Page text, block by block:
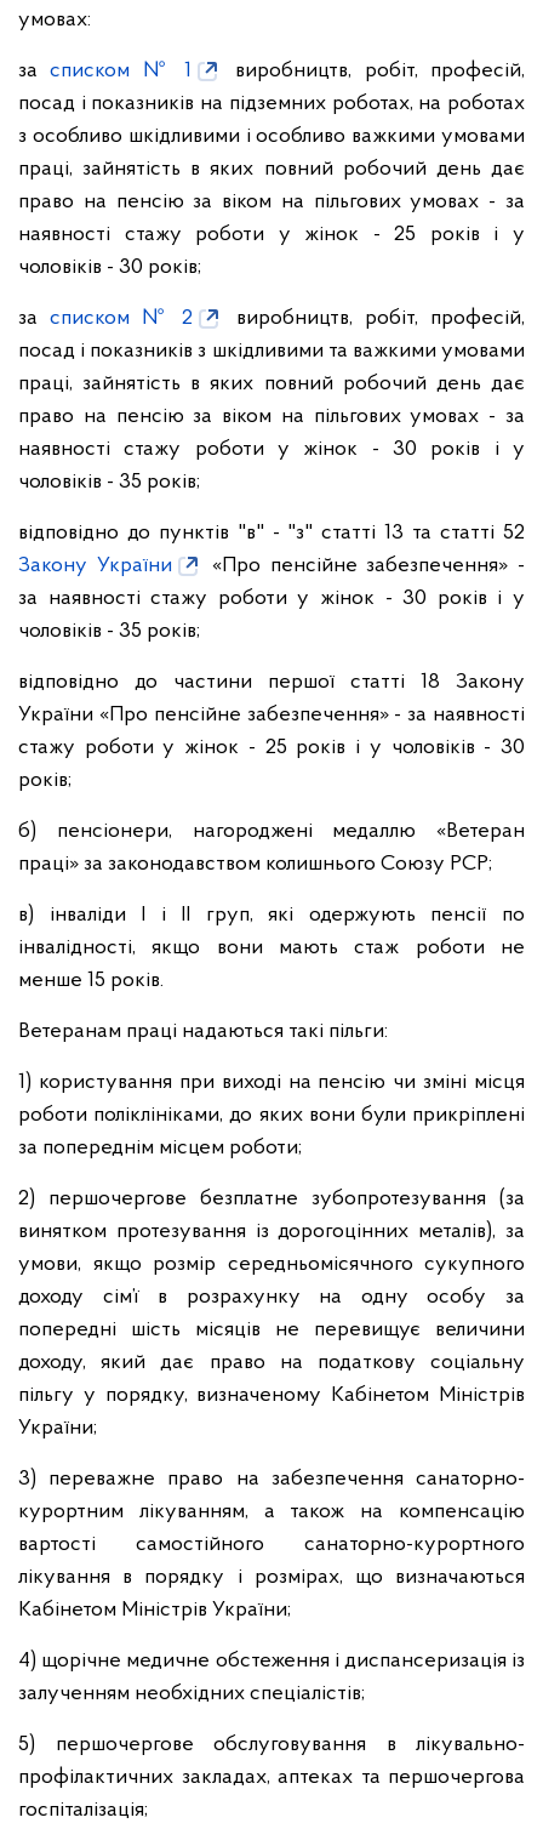
умовах:
засписком № 1
виробництв, робіт, професій,
посад і показників на підземних роботах, на роботах
з особливо шкідливими і особливо важкими умовами
праці, зайнятість в яких повний робочий день дає
право на пенсію за віком на пільгових умовах - за
наявності стажу роботи у жінок - 25 років і у
чоловіків - 30 років;
за списком № 2
виробництв, робіт, професій,
посад і показників з шкідливими та важкими умовами
праці, зайнятість в яких повний робочий день дає
право на пенсію за віком на пільгових умовах - за
наявності стажу роботи у жінок - 30 років і у
чоловіків - 35 років;
відповідно до пунктів "в" - "з" статті 13 та статті 52
Закону України
«Про пенсійне забезпечення» -
за наявності стажу роботи у жінок - 30 років і у
чоловіків - 35 років;
відповідно до частини першої статті 18 Закону
України «Про пенсійне забезпечення» - за наявності
стажу роботи у жінок - 25 років і у чоловіків - 30
років;
б) пенсіонери, нагороджені медаллю «Ветеран
праці» за законодавством колишнього Союзу РСР;
в) інваліди I і II груп, які одержують пенсії по
інвалідності, якщо вони мають стаж роботи не
менше 15 років.
Ветеранам праці надаються такі пільги:
1) користування при виході на пенсію чи зміні місця
роботи поліклініками, до яких вони були прикріплені
за попереднім місцем роботи;
2) першочергове безплатне зубопротезування (за
винятком протезування із дорогоцінних металів), за
умови, якщо розмір середньомісячного сукупного
доходу сім’ї в розрахунку на одну особу за
попередні шість місяців не перевищує величини
доходу, який дає право на податкову соціальну
пільгу у порядку, визначеному Кабінетом Міністрів
України;
3) переважне право на забезпечення санаторно-
курортним лікуванням, а також на компенсацію
вартості самостійного санаторно-курортного
лікування в порядку і розмірах, що визначаються
Кабінетом Міністрів України;
4) щорічне медичне обстеження і диспансеризація із
залученням необхідних спеціалістів;
5) першочергове обслуговування в лікувально-
профілактичних закладах, аптеках та першочергова
госпіталізація;